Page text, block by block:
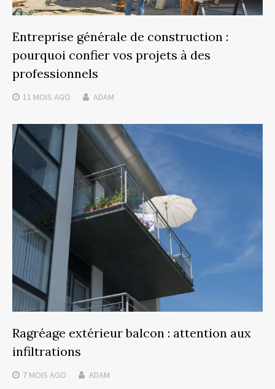
Entreprise générale de construction :
pourquoi confier vos projets à des
professionnels
11 MOIS AGO ADAM
Ragréage extérieur balcon : attention aux
infiltrations
7 MOIS AGO ADAM